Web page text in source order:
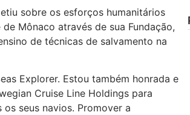
sobre os esforços humanitários
Mônaco através de sua Fundação,
de técnicas de salvamento na
Explorer. Estou também honrada e
Cruise Line Holdings para
seus navios. Promover a